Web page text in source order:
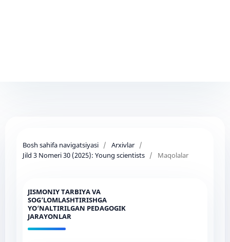
Bosh sahifa navigatsiyasi / Arxivlar /
Jild 3 Nomeri 30 (2025): Young scientists / Maqolalar
JISMONIY TARBIYA VA
SOG‘LOMLASHTIRISHGA
YO‘NALTIRILGAN PEDAGOGIK
JARAYONLAR